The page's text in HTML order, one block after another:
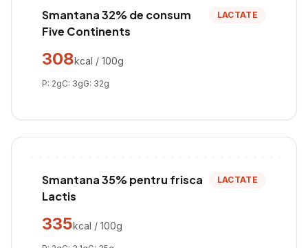
Smantana 32% de consum
Five Continents
LACTATE
308kcal / 100g
P: 2gC: 3gG: 32g
Smantana 35% pentru frisca
Lactis
LACTATE
335kcal / 100g